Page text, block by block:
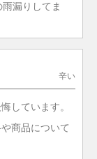
漏りしてま
辛い
しています。
商品について